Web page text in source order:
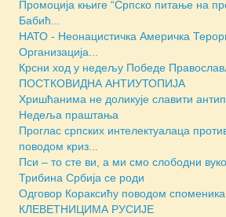
Промоција књиге “Српско питање на
Бабић...
НАТО - Неонацистичка Америчка
Организација...
Крсни ход у недељу Победе
ПОСТКОВИДНА АНТИУТОПИЈА
Хришћанима не доликује славити
Недеља праштања
Проглас српских интелектуалаца
поводом криз...
Пси – то сте ви, а ми смо слободни
Трибина Србија се роди
Одговор Кораксићу поводом
КЛЕВЕТНИЦИМА РУСИЈЕ